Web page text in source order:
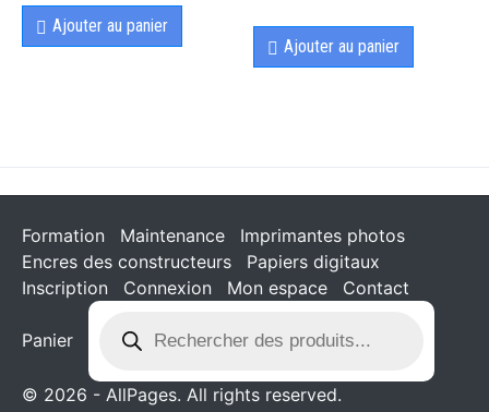
Ajouter au panier
Ajouter au panier
Formation Maintenance
Imprimantes photos
Encres des constructeurs
Papiers digitaux
Inscription
Connexion Mon espace Contact
Panier
© 2026 - AllPages. All rights reserved.